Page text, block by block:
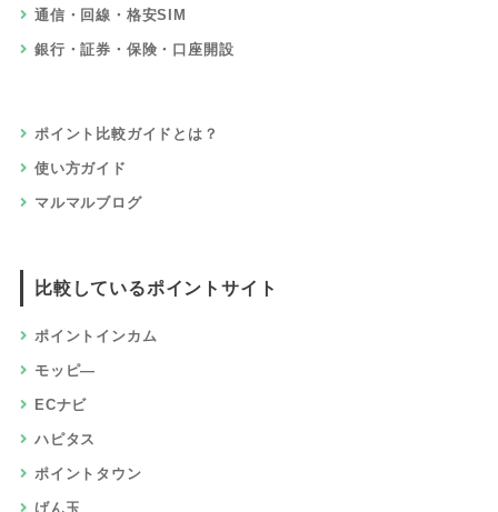
通信・回線・格安SIM
銀行・証券・保険・口座開設
ポイント比較ガイドとは？
使い方ガイド
マルマルブログ
比較しているポイントサイト
ポイントインカム
モッピ―
ECナビ
ハピタス
ポイントタウン
げん玉